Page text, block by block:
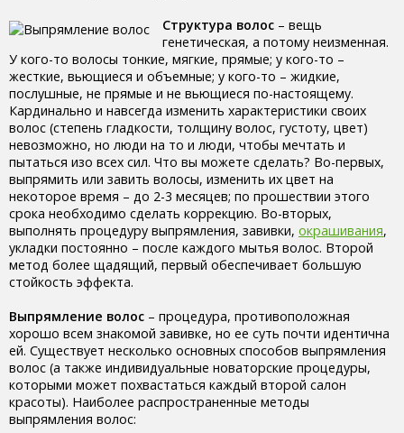
Структура волос – вещь
генетическая, а потому неизменная.
У кого-то волосы тонкие, мягкие, прямые; у кого-то –
жесткие, вьющиеся и объемные; у кого-то – жидкие,
послушные, не прямые и не вьющиеся по-настоящему.
Кардинально и навсегда изменить характеристики своих
волос (степень гладкости, толщину волос, густоту, цвет)
невозможно, но люди на то и люди, чтобы мечтать и
пытаться изо всех сил. Что вы можете сделать? Во-первых,
выпрямить или завить волосы, изменить их цвет на
некоторое время – до 2-3 месяцев; по прошествии этого
срока необходимо сделать коррекцию. Во-вторых,
выполнять процедуру выпрямления, завивки, окрашивания,
укладки постоянно – после каждого мытья волос. Второй
метод более щадящий, первый обеспечивает большую
стойкость эффекта.
Выпрямление волос – процедура, противоположная
хорошо всем знакомой завивке, но ее суть почти идентична
ей. Существует несколько основных способов выпрямления
волос (а также индивидуальные новаторские процедуры,
которыми может похвастаться каждый второй салон
красоты). Наиболее распространенные методы
выпрямления волос: